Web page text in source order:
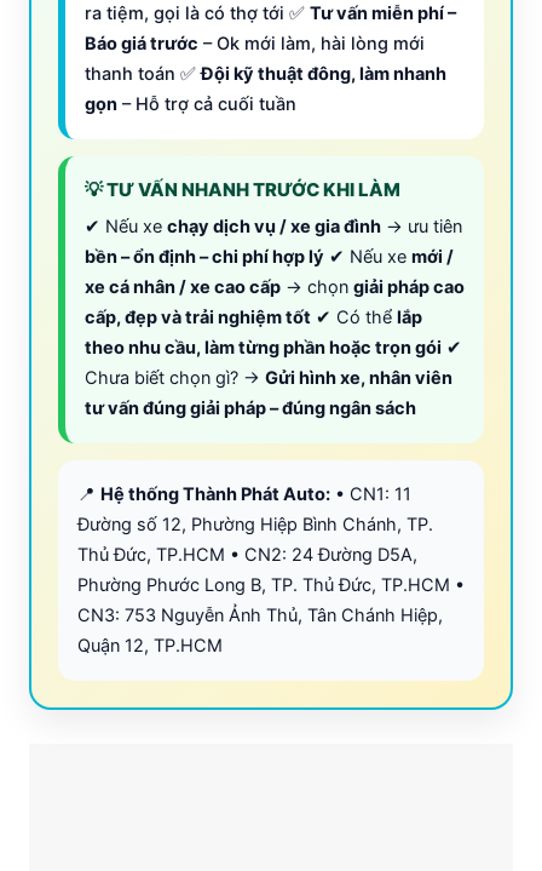
ra tiệm, gọi là có thợ tới ✅ Tư vấn miễn phí –
Báo giá trước – Ok mới làm, hài lòng mới
thanh toán ✅Đội kỹ thuật đông, làm nhanh
gọn – Hỗ trợ cả cuối tuần
💡 TƯ VẤN NHANH TRƯỚC KHI LÀM
✔ Nếu xe chạy dịch vụ / xe gia đình → ưu tiên
bền – ổn định – chi phí hợp lý ✔ Nếu xe mới /
xe cá nhân / xe cao cấp → chọn giải pháp cao
cấp, đẹp và trải nghiệm tốt ✔ Có thể lắp
theo nhu cầu, làm từng phần hoặc trọn gói ✔
Chưa biết chọn gì? → Gửi hình xe, nhân viên
tư vấn đúng giải pháp – đúng ngân sách
📍 Hệ thống Thành Phát Auto: • CN1: 11
Đường số 12, Phường Hiệp Bình Chánh, TP.
Thủ Đức, TP.HCM • CN2: 24 Đường D5A,
Phường Phước Long B, TP. Thủ Đức, TP.HCM •
CN3: 753 Nguyễn Ảnh Thủ, Tân Chánh Hiệp,
Quận 12, TP.HCM